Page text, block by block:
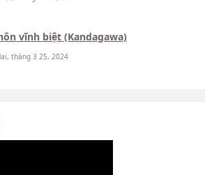
vĩnh biệt (Kandagawa)
tháng 3 25, 2024